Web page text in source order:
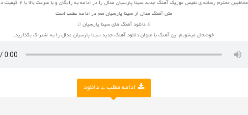
مخاطبین محترم رسانه ی نفیس موزیک آهنگ جدید سینا پارسیان مدال را در ادامه به رایگان و با سرعت بالا با 2 کیفیت دانلود کنید
متن آهنگ مدال از سینا پارسیان هم در ادامه مطلب است
♫ دانلود آهنگ های سینا پارسیان ♫
خوشحال میشویم این آهنگ با عنوان دانلود آهنگ جدید سینا پارسیان مدال را به اشتراک بگذارید.
ادامه مطلب + دانلود